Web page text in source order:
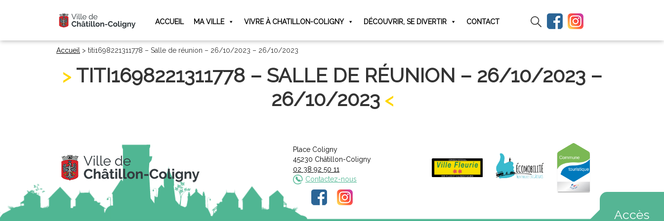
ACCUEIL MA VILLE VIVRE À CHATILLON-COLIGNY DÉCOUVRIR, SE DIVERTIR CONTACT
Accueil > titi1698221311778 – Salle de réunion – 26/10/2023 – 26/10/2023
TITI1698221311778 – SALLE DE RÉUNION – 26/10/2023 –
26/10/2023
Place Coligny
45230 Châtillon-Coligny
02 38 92 50 11
Contactez-nous
Accès